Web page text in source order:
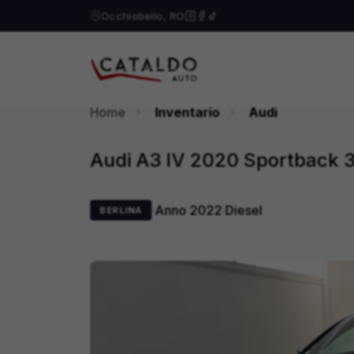
Occhiobello, RO
Home Inventario Audi
Audi A3 IV 2020 Sportback
BERLINA Anno 2022 Diesel